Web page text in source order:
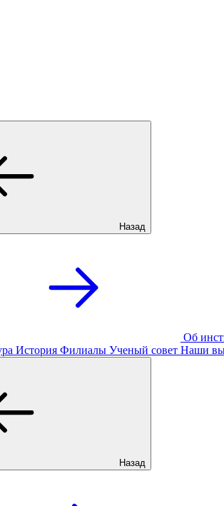
Назад
Об
История Филиалы Ученый совет Наши
Назад